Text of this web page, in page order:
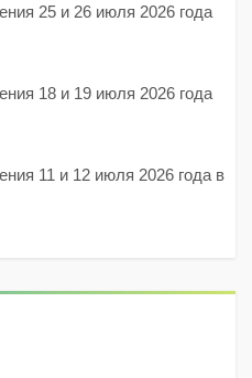
25 и 26 июля 2026 года
18 и 19 июля 2026 года
11 и 12 июля 2026 года в